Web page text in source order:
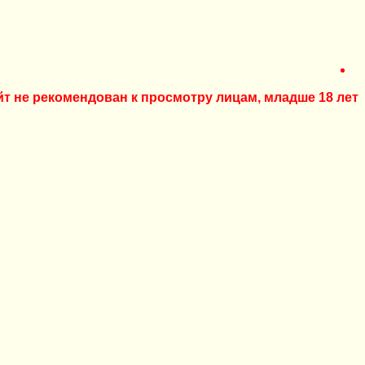
не рекомендован к просмотру лицам, младше 18 лет